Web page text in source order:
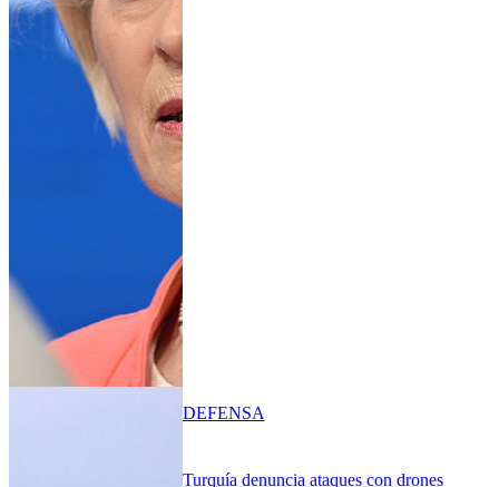
Turquía denuncia ataques con drones
DEFENSA